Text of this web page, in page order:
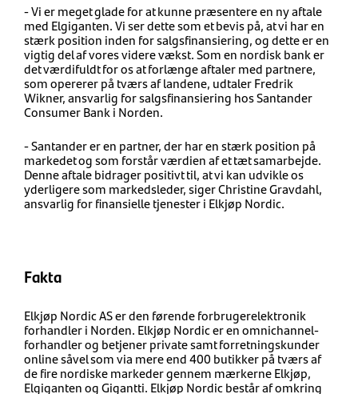
- Vi er meget glade for at kunne præsentere en ny aftale
med Elgiganten. Vi ser dette som et bevis på, at vi har en
stærk position inden for salgsfinansiering, og dette er en
vigtig del af vores videre vækst. Som en nordisk bank er
det værdifuldt for os at forlænge aftaler med partnere,
som opererer på tværs af landene, udtaler Fredrik
Wikner, ansvarlig for salgsfinansiering hos Santander
Consumer Bank i Norden.
- Santander er en partner, der har en stærk position på
markedet og som forstår værdien af et ​​tæt samarbejde.
Denne aftale bidrager positivt til, at vi kan udvikle os
yderligere som markedsleder, siger Christine Gravdahl,
ansvarlig for finansielle tjenester i Elkjøp Nordic.
Fakta
Elkjøp Nordic AS er den førende forbrugerelektronik
forhandler i Norden. Elkjøp Nordic er en omnichannel-
forhandler og betjener private samt forretningskunder
online såvel som via mere end 400 butikker på tværs af
de fire nordiske markeder gennem mærkerne Elkjøp,
Elgiganten og Gigantti. Elkjøp Nordic består af omkring